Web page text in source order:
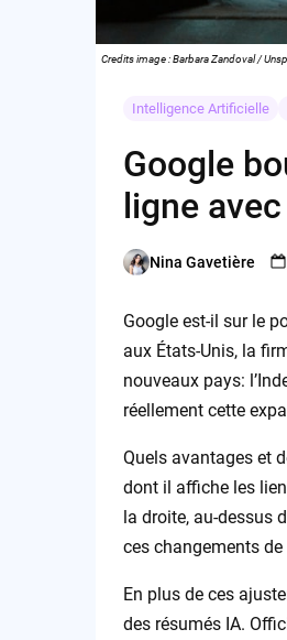
Credits image : Barbara Zandoval /
Intelligence Artificielle
Google
ligne
Posted
Nina Gavetière
Google est-il sur le
aux États-Unis, la
nouveaux pays:
réellement cette
Quels avantages et
dont il affiche les
la droite, au-dessus
ces changements
En plus de ces
des résumés IA.